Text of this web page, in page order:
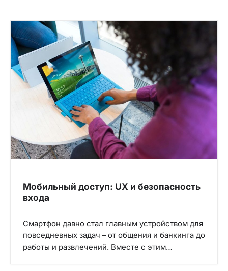
Мобильный доступ: UX и безопасность
входа
Смартфон давно стал главным устройством для
повседневных задач – от общения и банкинга до
работы и развлечений. Вместе с этим…